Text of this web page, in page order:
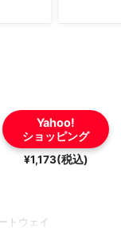
Yahoo!
ショッピング
¥1,173(税込)
トウェイ